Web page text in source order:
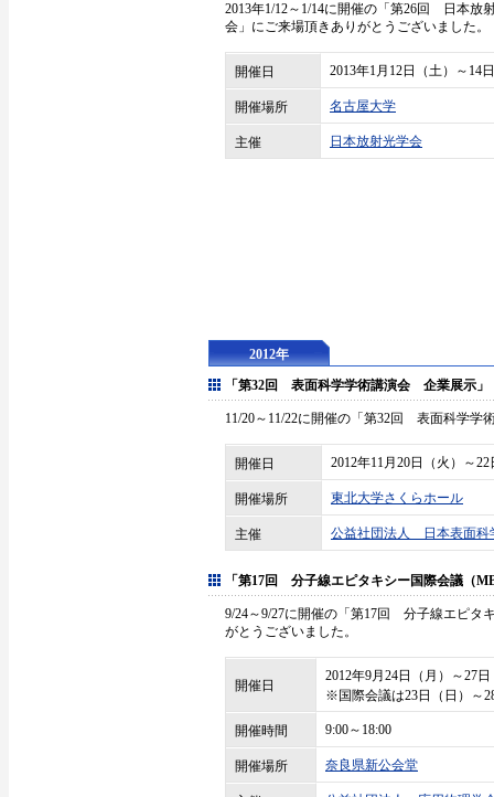
2013年1/12～1/14に開催の「第26回 日本
会」にご来場頂きありがとうございました。
開催日 2013年1月12日（土）～14
開催場所 名古屋大学
主催 日本放射光学会
2012年
「第32回 表面科学学術講演会 企業展示」
11/20～11/22に開催の「第32回 表面科学学
開催日 2012年11月20日（火）～
開催場所 東北大学さくらホール
主催 公益社団法人 日本表面科
「第17回 分子線エピタキシー国際会議（
9/24～9/27に開催の「第17回 分子線エピタ
がとうございました。
開催日
2012年9月24日（月）～27
※国際会議は23日（日）～
開催時間 9:00～18:00
開催場所 奈良県新公会堂